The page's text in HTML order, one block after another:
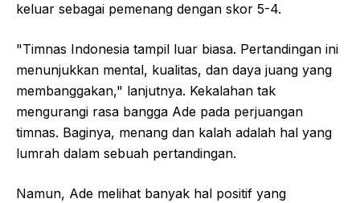
keluar sebagai pemenang dengan skor 5-4.
"Timnas Indonesia tampil luar biasa. Pertandingan ini
menunjukkan mental, kualitas, dan daya juang yang
membanggakan," lanjutnya. Kekalahan tak
mengurangi rasa bangga Ade pada perjuangan
timnas. Baginya, menang dan kalah adalah hal yang
lumrah dalam sebuah pertandingan.
Namun, Ade melihat banyak hal positif yang